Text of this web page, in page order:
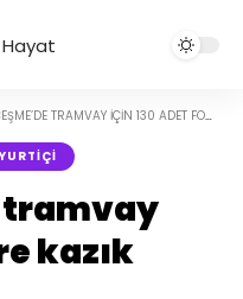
TRAMVAY IÇIN 130 ADET FORE KAZIK ÇAKILDI
YURTIÇI
tramvay
kazık